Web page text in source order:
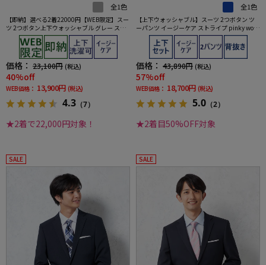
全1色
【即納】選べる2着22000円【WEB限定】スー
ツ 2つボタン上下ウォッシャブル グレー スト
ライプ
価格： 23,100円 (税込)
40%off
WEB価格： 13,900円 (税込)
4.3 （7）
★2着で22,000円対象！
全1色
【上下ウォッシャブル】スーツ 2つボタン ツ
ーパンツ イージーケア ストライプ pinky wol
価格： 43,890円 (税込)
57%off
WEB価格： 18,700円 (税込)
5.0 （2）
★2着目50%OFF対象
SALE SALE